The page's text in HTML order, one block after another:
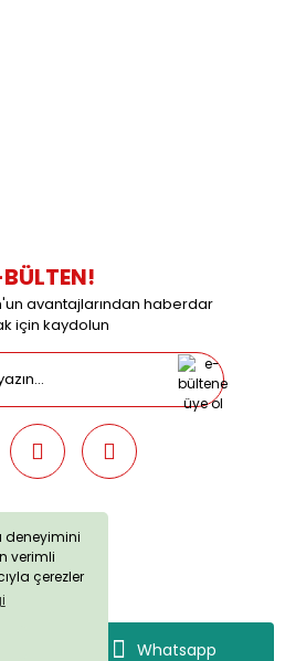
deneyimini
verimli
çerezler
Whatsapp
avantajlarından haberdar
için kaydolun
Tüm Hakları Saklıdır. Kredi kartı
ile korunmaktadır.